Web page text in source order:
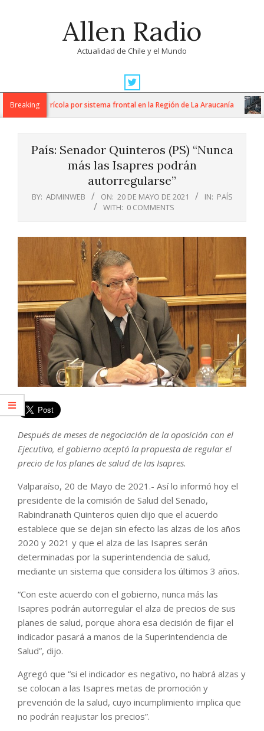
Allen Radio
Actualidad de Chile y el Mundo
Navigation
MenuBreakingagrícola por sistema frontal en la Región de La Araucanía
País: Senador Quinteros (PS) “Nunca
más las Isapres podrán
autorregularse”
BY: ADMINWEB ON: 20 DE MAYO DE 2021 IN: PAÍS
WITH: 0 COMMENTS
Después de meses de negociación de la oposición con el
Ejecutivo, el gobierno aceptó la propuesta de regular el
precio de los planes de salud de las Isapres.
Valparaíso, 20 de Mayo de 2021.- Así lo informó hoy el
presidente de la comisión de Salud del Senado,
Rabindranath Quinteros quien dijo que el acuerdo
establece que se dejan sin efecto las alzas de los años
2020 y 2021 y que el alza de las Isapres serán
determinadas por la superintendencia de salud,
mediante un sistema que considera los últimos 3 años.
“Con este acuerdo con el gobierno, nunca más las
Isapres podrán autorregular el alza de precios de sus
planes de salud, porque ahora esa decisión de fijar el
indicador pasará a manos de la Superintendencia de
Salud”, dijo.
Agregó que “si el indicador es negativo, no habrá alzas y
se colocan a las Isapres metas de promoción y
prevención de la salud, cuyo incumplimiento implica que
no podrán reajustar los precios”.